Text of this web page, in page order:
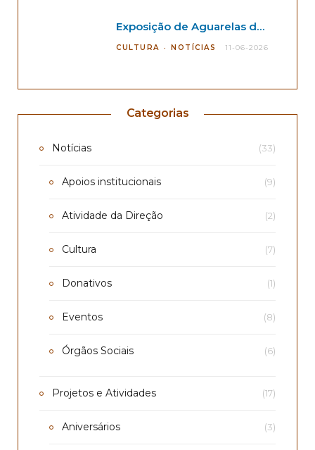
Exposição de Aguarelas de André Kano
CULTURA NOTÍCIAS 11-06-2026
Categorias
Notícias (33)
Apoios institucionais (9)
Atividade da Direção (2)
Cultura (7)
Donativos (1)
Eventos (8)
Órgãos Sociais (6)
Projetos e Atividades (17)
Aniversários (3)